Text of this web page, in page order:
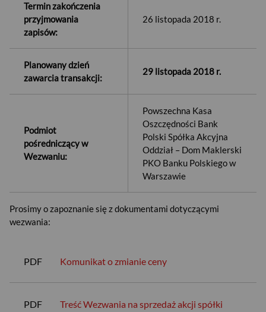
Termin zakończenia
przyjmowania
zapisów:
26 listopada 2018 r.
Planowany dzień
zawarcia transakcji:
29 listopada 2018 r.
Podmiot
pośredniczący w
Wezwaniu:
Powszechna Kasa
Oszczędności Bank
Polski Spółka Akcyjna
Oddział – Dom Maklerski
PKO Banku Polskiego w
Warszawie
Prosimy o zapoznanie się z dokumentami dotyczącymi
wezwania:
PDF Komunikat o zmianie ceny
PDF
Treść Wezwania na sprzedaż akcji spółki
USD